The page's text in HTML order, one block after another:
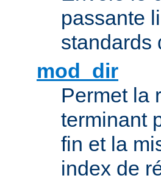
passante
standards
mod_dir
Permet la
terminant
fin et la
index de